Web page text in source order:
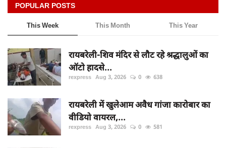
POPULAR POSTS
This Week This Month This Year
रायबरेली-शिव मंदिर से लौट रहे श्रद्धालुओं का
ऑटो हादसे...
rexpress Aug 3, 2026 0 638
रायबरेली में खुलेआम अवैध गांजा कारोबार का
वीडियो वायरल,...
rexpress Aug 3, 2026 0 581